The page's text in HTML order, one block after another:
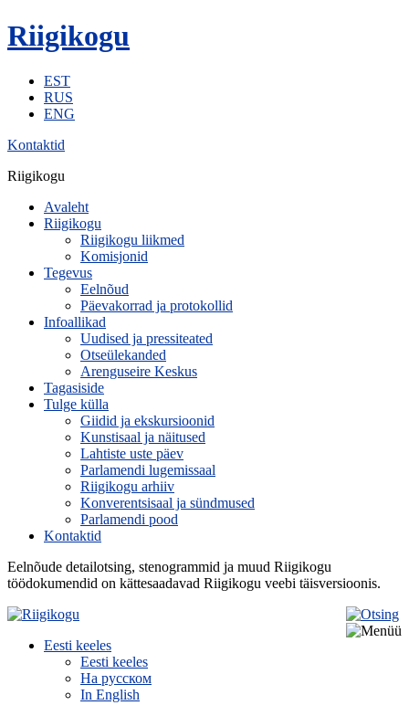
Riigikogu
EST
RUS
ENG
Kontaktid
Riigikogu
Avaleht
Riigikogu
Riigikogu liikmed
Komisjonid
Tegevus
Eelnõud
Päevakorrad ja protokollid
Infoallikad
Uudised ja pressiteated
Otseülekanded
Arenguseire Keskus
Tagasiside
Tulge külla
Giidid ja ekskursioonid
Kunstisaal ja näitused
Lahtiste uste päev
Parlamendi lugemissaal
Riigikogu arhiiv
Konverentsisaal ja sündmused
Parlamendi pood
Kontaktid
Eelnõude detailotsing, stenogrammid ja muud Riigikogu
töödokumendid on kättesaadavad Riigikogu veebi täisversioonis.
Eesti keeles
Eesti keeles
На русском
In English